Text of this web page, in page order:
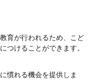
育が行われるため、こど
つけることができます。
慣れる機会を提供しま